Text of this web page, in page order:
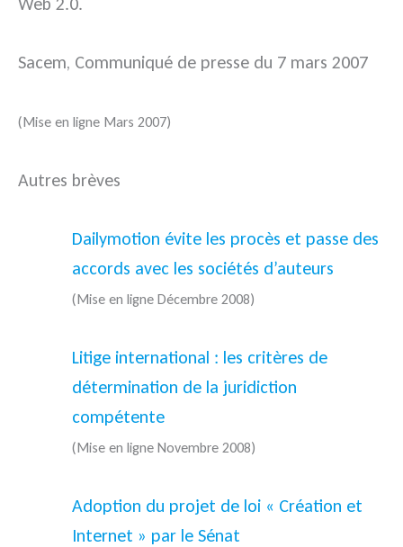
Sacem, Communiqué de presse du 7 mars 2007
(Mise en ligne Mars 2007)
Autres brèves
Dailymotion évite les procès et passe des
accords avec les sociétés d’auteurs
(Mise en ligne Décembre 2008)
Litige international : les critères de
détermination de la juridiction
compétente
(Mise en ligne Novembre 2008)
Adoption du projet de loi « Création et
Internet » par le Sénat